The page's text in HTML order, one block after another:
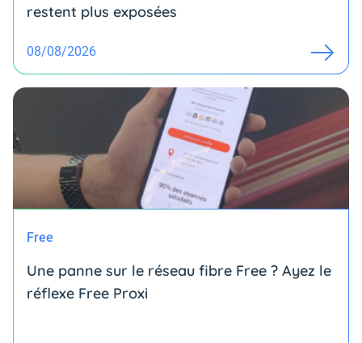
restent plus exposées
08/08/2026
Free
Une panne sur le réseau fibre Free ? Ayez le
réflexe Free Proxi